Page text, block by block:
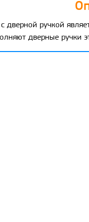
дверной ручкой
дверные ручки